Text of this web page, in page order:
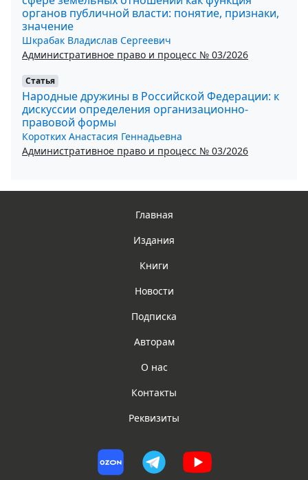
органов публичной власти: понятие, признаки,
значение
Шкрабак Владислав Сергеевич
Административное право и процесс № 03/2026
Статья
Народные дружины в Российской Федерации: к
дискуссии определения организационно-
правовой формы
Коротких Анастасия Геннадьевна
Административное право и процесс № 03/2026
Главная
Издания
Книги
Новости
Подписка
Авторам
О нас
Контакты
Реквизиты